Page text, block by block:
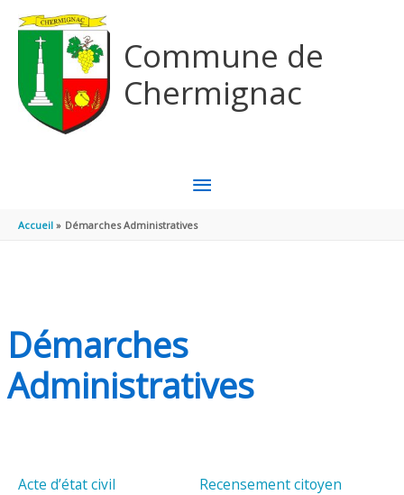
Commune de
Chermignac
MENU
PRINCIPAL
Accueil Démarches Administratives
Démarches
Administratives
Acte d’état civil Recensement citoyen